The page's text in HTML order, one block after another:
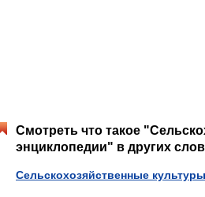
Смотреть что такое
энциклопедии" в других
Сельскохозяйственные культуры